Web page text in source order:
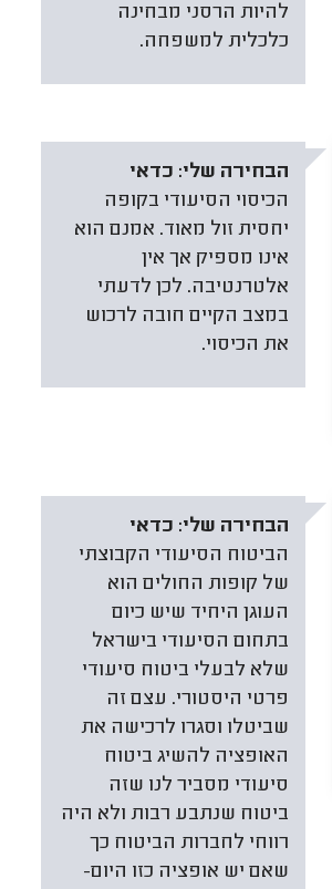
להיות הרסני מבחינה
כלכלית למשפחה.
הבחירה שלי: כדאי
הכיסוי הסיעודי בקופה
יחסית זול מאוד. אמנם הוא
אינו מספיק אך אין
אלטרנטיבה. לכן לדעתי
במצב הקיים חובה לרכוש
את הכיסוי.
הבחירה שלי: כדאי
הביטוח הסיעודי הקבוצתי
של קופות החולים הוא
העוגן היחיד שיש כיום
בתחום הסיעודי בישראל
שלא לבעלי ביטוח סיעודי
פרטי היסטורי. עצם זה
שביטלו וסגרו לרכישה את
האופציה להשיג ביטוח
סיעודי מסביר לנו שזה
ביטוח שנתבע רבות ולא היה
רווחי לחברות הביטוח כך
שאם יש אופציה כזו היום-